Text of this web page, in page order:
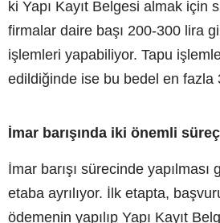
ki Yapı Kayıt Belgesi almak için
firmalar daire başı 200-300 lira
işlemleri yapabiliyor. Tapu
edildiğinde ise bu bedel en fazla
İmar barışında iki önemli süreç
İmar barışı sürecinde
etaba ayrılıyor. İlk etapta,
ödemenin yapılıp Yapı Kayıt